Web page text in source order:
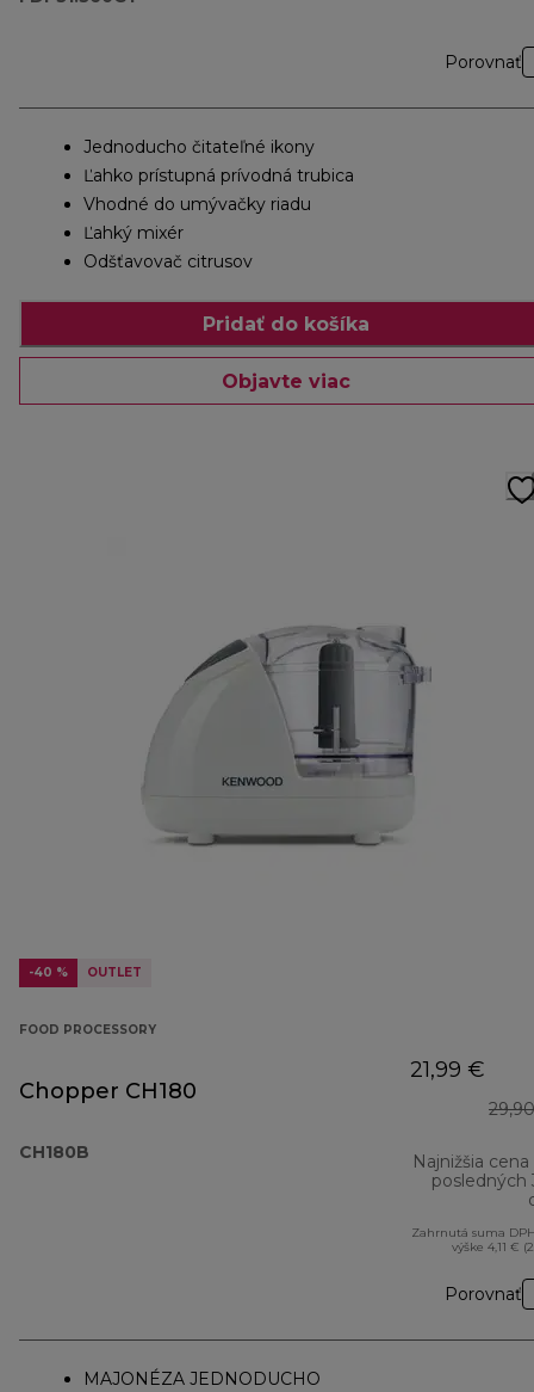
Porovnať
Jednoducho čitateľné ikony
Ľahko prístupná prívodná trubica
Vhodné do umývačky riadu
Ľahký mixér
Odšťavovač citrusov
Pridať do košíka
Objavte viac
-40 % OUTLET
FOOD PROCESSORY
Chopper CH180
CH180B
21,99 €
Najnižšia cena
posledných
Zahrnutá suma
výške 4,11 €
Porovnať
MAJONÉZA JEDNODUCHO